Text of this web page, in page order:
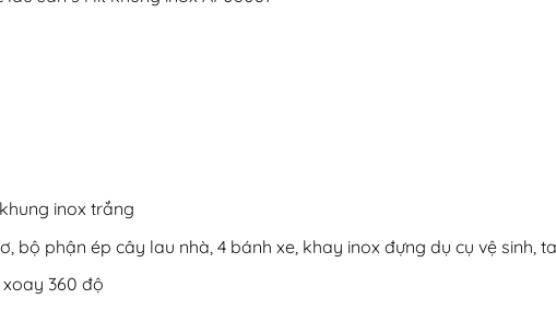
inox trắng
bộ phận ép cây lau nhà, 4 bánh xe, khay inox đựng dụ cụ vệ sinh,
360 độ